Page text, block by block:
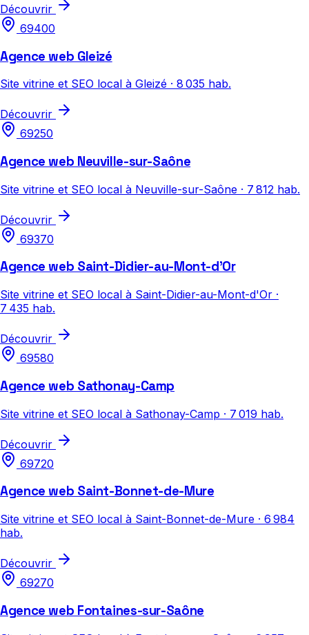
Découvrir
69400
Agence web Gleizé
Site vitrine et SEO local à Gleizé · 8 035 hab.
Découvrir
69250
Agence web Neuville-sur-Saône
Site vitrine et SEO local à Neuville-sur-Saône · 7 812 hab.
Découvrir
69370
Agence web Saint-Didier-au-Mont-d'Or
Site vitrine et SEO local à Saint-Didier-au-Mont-d'Or ·
7 435 hab.
Découvrir
69580
Agence web Sathonay-Camp
Site vitrine et SEO local à Sathonay-Camp · 7 019 hab.
Découvrir
69720
Agence web Saint-Bonnet-de-Mure
Site vitrine et SEO local à Saint-Bonnet-de-Mure · 6 984
hab.
Découvrir
69270
Agence web Fontaines-sur-Saône